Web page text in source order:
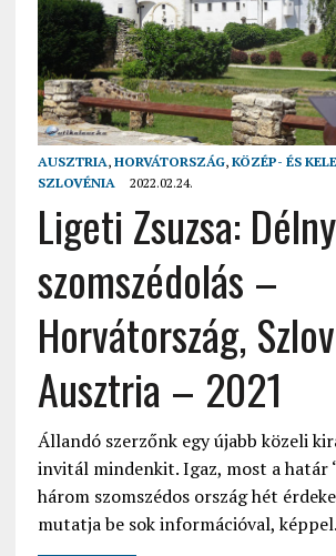
AUSZTRIA, HORVÁTORSZÁG, KÖZÉP- ÉS
SZLOVÉNIA
2022.02.24.
Ligeti Zsuzsa:
szomszédolás –
Horvátország,
Ausztria – 2021
Állandó szerzőnk egy újabb közeli
invitál mindenkit. Igaz, most a határ
három szomszédos ország hét
mutatja be sok információval,